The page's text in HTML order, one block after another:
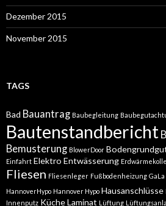
Dezember 2015
November 2015
TAGS
Bad Bauantrag Baubegleitung
Bautenstandbericht
Bemusterung BlowerDoor
Einfahrt Elektro Entwässerung
Fliesen Fliesenleger Fußbodenheizung GaLa
HannoverHypo Hannover Hypo Hausanschlüsse
Innenputz KücheLaminat Lüftung